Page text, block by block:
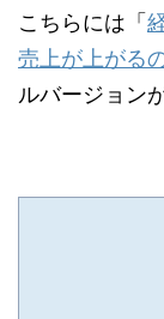
こちらには「
売上が上がる
ルバージョン